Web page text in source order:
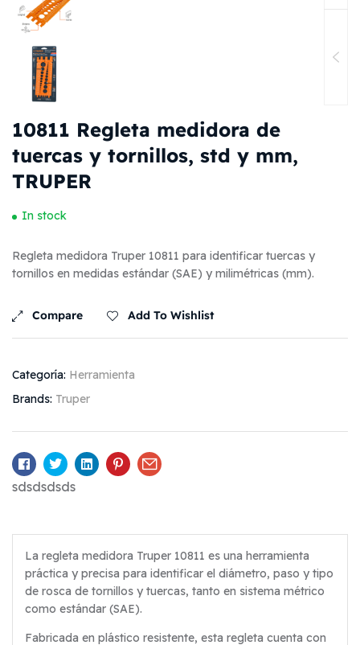
10811 Regleta medidora de
tuercas y tornillos, std y mm,
TRUPER
In stock
Regleta medidora Truper 10811 para identificar tuercas y
tornillos en medidas estándar (SAE) y milimétricas (mm).
Compare Add To Wishlist
Categoría: Herramienta
Brands: Truper
Facebook
TwitterLinkedinPinterestEmail
sdsdsdsds
La regleta medidora Truper 10811 es una herramienta
práctica y precisa para identificar el diámetro, paso y tipo
de rosca de tornillos y tuercas, tanto en sistema métrico
como estándar (SAE).
Fabricada en plástico resistente, esta regleta cuenta con